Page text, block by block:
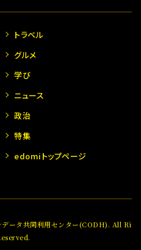
トラベル
グルメ
学び
ニュース
政治
特集
edomiトップページ
ータ共同利用センター(CODH). All Ri